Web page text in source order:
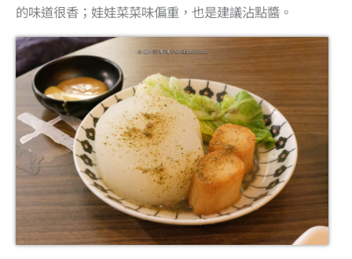
的味道很香；娃娃菜菜味偏重，也是建議沾點醬。